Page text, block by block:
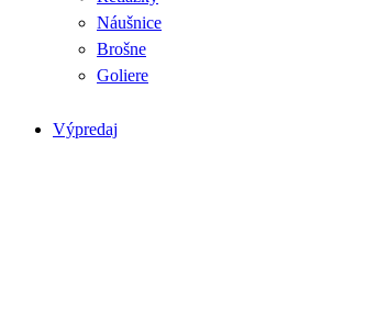
Náušnice
Brošne
Goliere
Výpredaj